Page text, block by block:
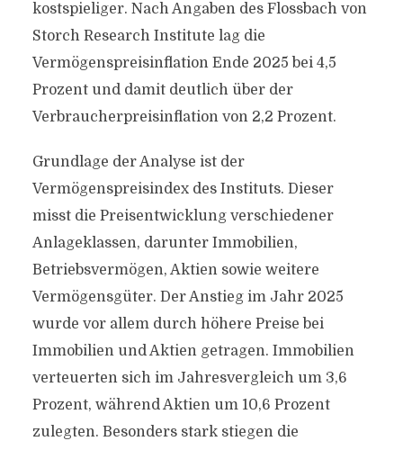
kostspieliger. Nach Angaben des Flossbach von
Storch Research Institute lag die
Vermögenspreisinflation Ende 2025 bei 4,5
Prozent und damit deutlich über der
Verbraucherpreisinflation von 2,2 Prozent.
Grundlage der Analyse ist der
Vermögenspreisindex des Instituts. Dieser
misst die Preisentwicklung verschiedener
Anlageklassen, darunter Immobilien,
Betriebsvermögen, Aktien sowie weitere
Vermögensgüter. Der Anstieg im Jahr 2025
wurde vor allem durch höhere Preise bei
Immobilien und Aktien getragen. Immobilien
verteuerten sich im Jahresvergleich um 3,6
Prozent, während Aktien um 10,6 Prozent
zulegten. Besonders stark stiegen die